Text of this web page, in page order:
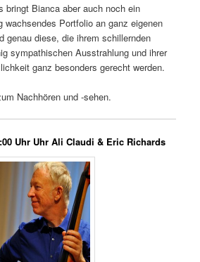
bringt Bianca aber auch noch ein
wachsendes Portfolio an ganz eigenen
genau diese, die ihrem schillernden
sympathischen Ausstrahlung und ihrer
ganz besonders gerecht werden.
Nachhören und -sehen.
Uhr Uhr Ali Claudi & Eric Richards